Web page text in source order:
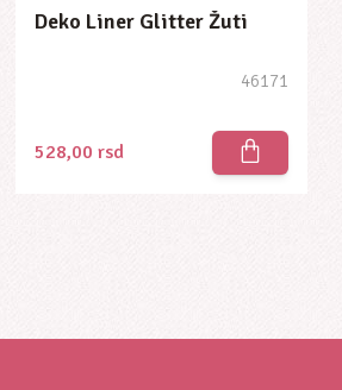
Deko Liner Glitter Žuti
46171
528,00 rsd